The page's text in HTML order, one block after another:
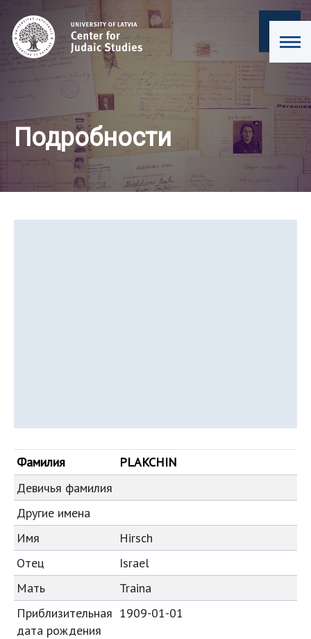
Подробности
Фамилия
PLAKCHIN
Девичья фамилия
Другие имена
Имя
Hirsch
Отец
Israel
Мать
Traina
Приблизительная
дата рождения
1909-01-01